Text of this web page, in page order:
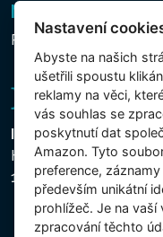
Newsletter
Přihlášení k odběru
Intex Trading, s.r.o.
Hradecká 2526/3
130 00 Praha 3 -
Nastavení
Abyste na našich
ušetřili spoustu
reklamy na věci,
vás souhlas se
poskytnutí dat
Amazon. Tyto
preference,
především unikátní
prohlížeč. Je na vaší
zpracování těchto